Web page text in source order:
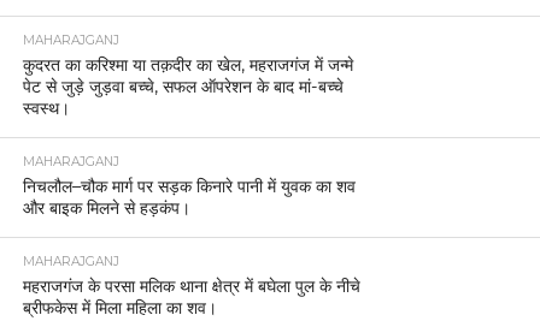
MAHARAJGANJ
कुदरत का करिश्मा या तक़दीर का खेल, महराजगंज में जन्मे
पेट से जुड़े जुड़वा बच्चे, सफल ऑपरेशन के बाद मां-बच्चे
स्वस्थ।
MAHARAJGANJ
निचलौल–चौक मार्ग पर सड़क किनारे पानी में युवक का शव
और बाइक मिलने से हड़कंप।
MAHARAJGANJ
महराजगंज के परसा मलिक थाना क्षेत्र में बघेला पुल के नीचे
ब्रीफकेस में मिला महिला का शव।